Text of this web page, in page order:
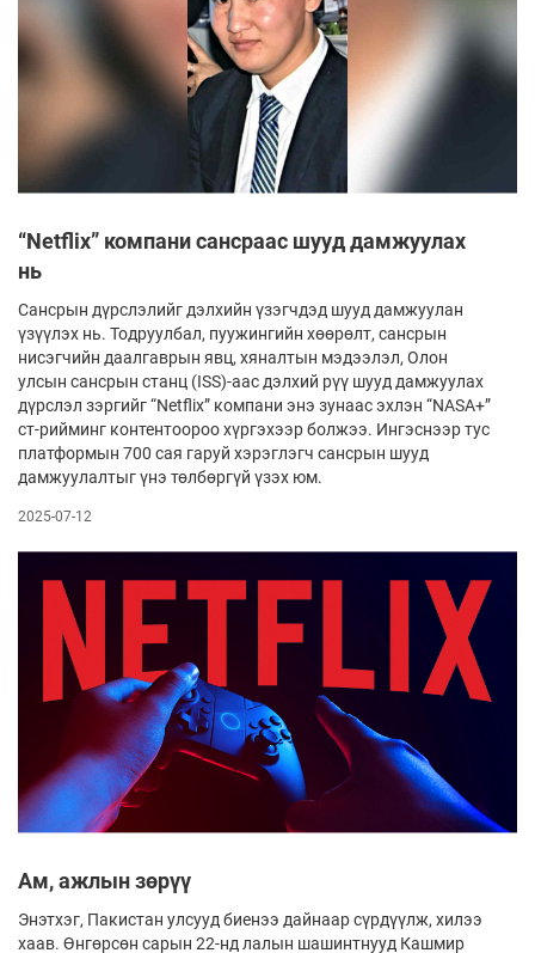
“Netflix” компани сансраас шууд дамжуулах
нь
Сансрын дүрслэлийг дэлхийн үзэгчдэд шууд дамжуулан
үзүүлэх нь. Тодруулбал, пуужингийн хөөрөлт, сансрын
нисэгчийн даалгаврын явц, хяналтын мэдээлэл, Олон
улсын сансрын станц (ISS)-аас дэлхий рүү шууд дамжуулах
дүрслэл зэргийг “Netflix” компани энэ зунаас эхлэн “NASA+”
ст-рийминг контентоороо хүргэхээр болжээ. Ингэснээр тус
платформын 700 сая гаруй хэрэглэгч сансрын шууд
дамжуулалтыг үнэ төлбөргүй үзэх юм.
2025-07-12
Ам, ажлын зөрүү
Энэтхэг, Пакистан улсууд биенээ дайнаар сүрдүүлж, хилээ
хаав. Өнгөрсөн сарын 22-нд лалын шашинтнууд Кашмир